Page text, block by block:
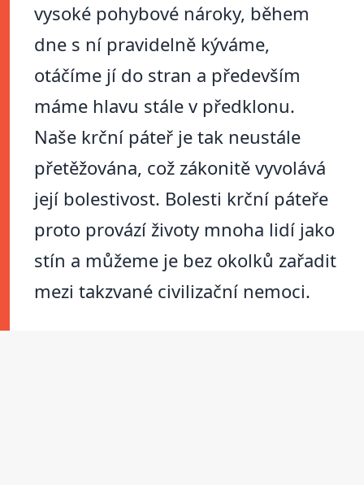
vysoké pohybové nároky, během
dne s ní pravidelně kýváme,
otáčíme jí do stran a především
máme hlavu stále v předklonu.
Naše krční páteř je tak neustále
přetěžována, což zákonitě vyvolává
její bolestivost. Bolesti krční páteře
proto provází životy mnoha lidí jako
stín a můžeme je bez okolků zařadit
mezi takzvané civilizační nemoci.